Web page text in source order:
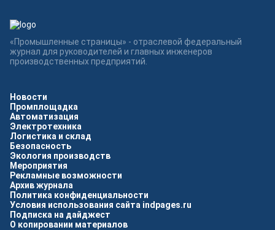
Новости
Промплощадка
Автоматизация
Электротехника
Логистика и склад
Безопасность
Экология производств
Мероприятия
Рекламные возможности
Архив журнала
Политика конфиденциальности
Условия использования сайта indpages.ru
Подписка на дайджест
О копировании материалов
«Промышленные страницы» - отраслевой федеральный
журнал для руководителей и главных инженеров
производственных предприятий.